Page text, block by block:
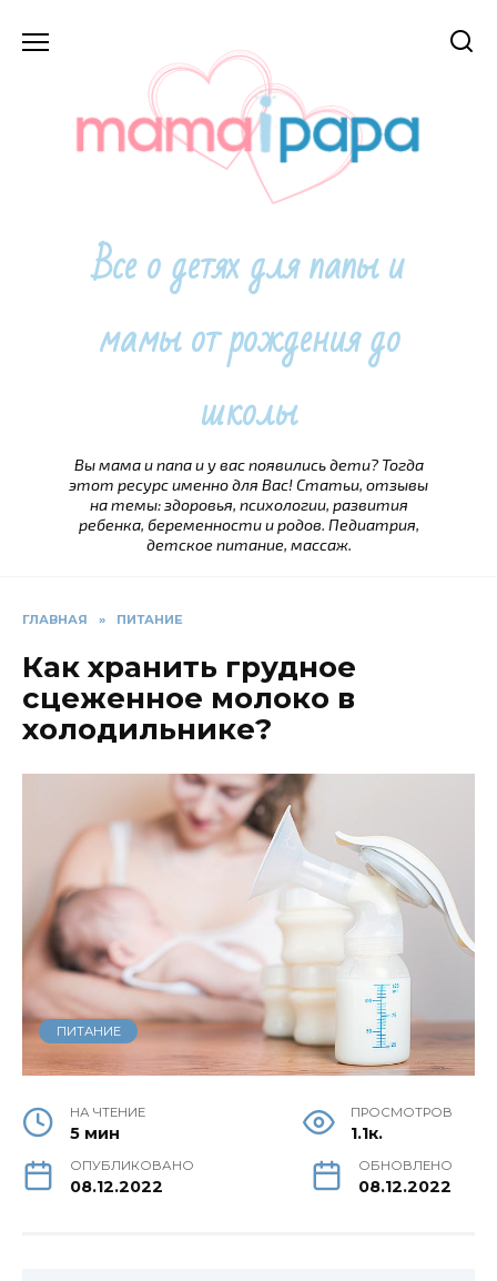
Все о детях для папы и
мамы от рождения до
школы
Вы мама и папа и у вас появились дети? Тогда
этот ресурс именно для Вас! Статьи, отзывы
на темы: здоровья, психологии, развития
ребенка, беременности и родов. Педиатрия,
детское питание, массаж.
ГЛАВНАЯ » ПИТАНИЕ
Как хранить грудное
сцеженное молоко в
холодильнике?
ПИТАНИЕ
НА ЧТЕНИЕ
5 мин
ПРОСМОТРОВ
1.1к.
ОПУБЛИКОВАНО
08.12.2022
ОБНОВЛЕНО
08.12.2022